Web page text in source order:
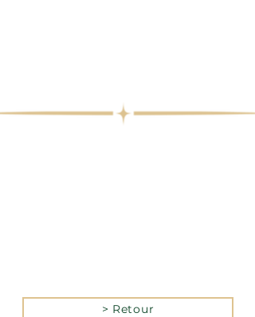
> Retour